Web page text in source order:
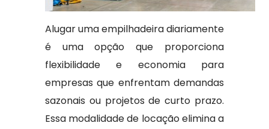
Alugar uma empilhadeira diariamente
é uma opção que proporciona
flexibilidade e economia para
empresas que enfrentam demandas
sazonais ou projetos de curto prazo.
Essa modalidade de locação elimina a